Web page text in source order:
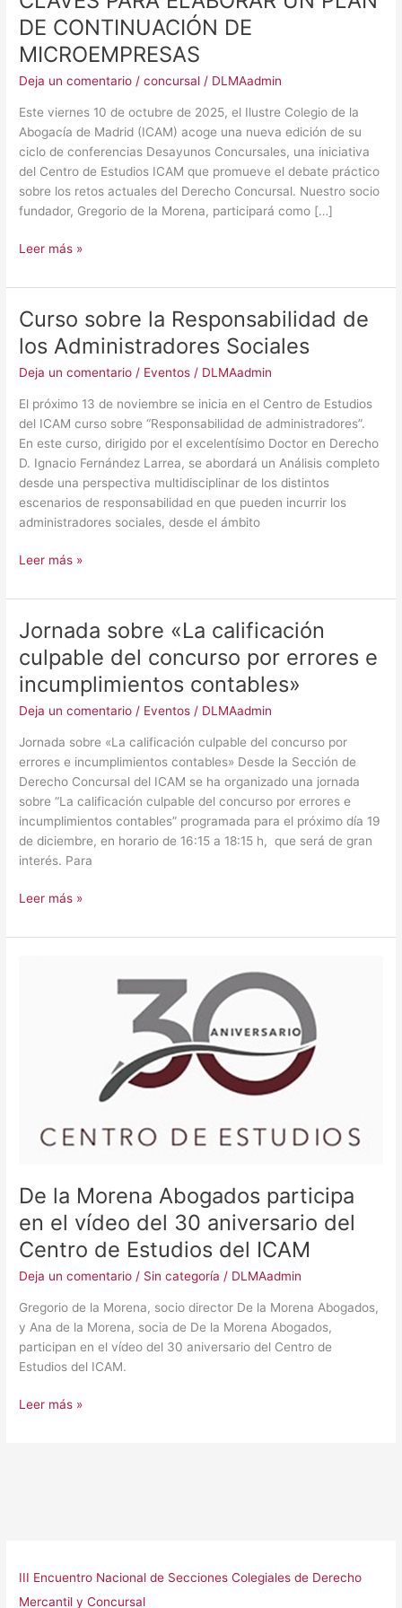
DE CONTINUACIÓN DE
MICROEMPRESAS
Deja un comentario /concursal / DLMAadmin
Este viernes 10 de octubre de 2025, el Ilustre Colegio de la
Abogacía de Madrid (ICAM) acoge una nueva edición de su
ciclo de conferencias Desayunos Concursales, una iniciativa
del Centro de Estudios ICAM que promueve el debate práctico
sobre los retos actuales del Derecho Concursal. Nuestro socio
fundador, Gregorio de la Morena, participará como […]
Leer más »
Curso sobre la Responsabilidad de
los Administradores Sociales
Deja un comentario / Eventos / DLMAadmin
El próximo 13 de noviembre se inicia en el Centro de Estudios
del ICAM curso sobre “Responsabilidad de administradores”.
En este curso, dirigido por el excelentísimo Doctor en Derecho
D. Ignacio Fernández Larrea, se abordará un Análisis completo
desde una perspectiva multidisciplinar de los distintos
escenarios de responsabilidad en que pueden incurrir los
administradores sociales, desde el ámbito
Curso
sobre
la
Responsabilidad
los
Leer más »
Jornada sobre «La calificación
culpable del concurso por errores e
incumplimientos contables»
Deja un comentario / Eventos / DLMAadmin
Jornada sobre «La calificación culpable del concurso por
errores e incumplimientos contables» Desde la Sección de
Derecho Concursal del ICAM se ha organizado una jornada
sobre “La calificación culpable del concurso por errores e
incumplimientos contables” programada para el próximo día 19
de diciembre, en horario de 16:15 a 18:15 h, que será de gran
interés. Para
Jornada
sobre
«La
calificación
culpable
concurso
por
errores
e
incumplimientos
contables»
Leer más »
De la Morena Abogados participa
en el vídeo del 30 aniversario del
Centro de Estudios del ICAM
Deja un comentario / Sin categoría / DLMAadmin
Gregorio de la Morena, socio director De la Morena Abogados,
y Ana de la Morena, socia de De la Morena Abogados,
participan en el vídeo del 30 aniversario del Centro de
Estudios del ICAM.
Centro
de
Estudios
del
ICAM
Leer más »
III Encuentro Nacional de Secciones Colegiales de Derecho
Mercantil y Concursal